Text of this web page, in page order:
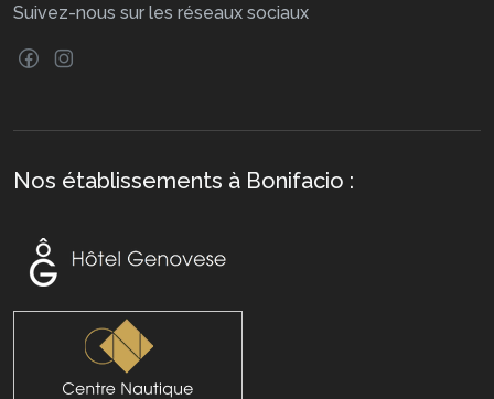
Suivez-nous sur les réseaux sociaux
Nos établissements à Bonifacio :